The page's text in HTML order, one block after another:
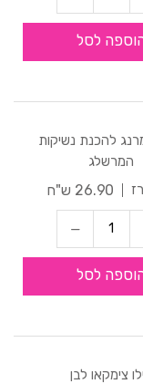
לסל
להכנת נשיקות
המרשלג
26.90 ש"ח
לסל
צימקאו לבן